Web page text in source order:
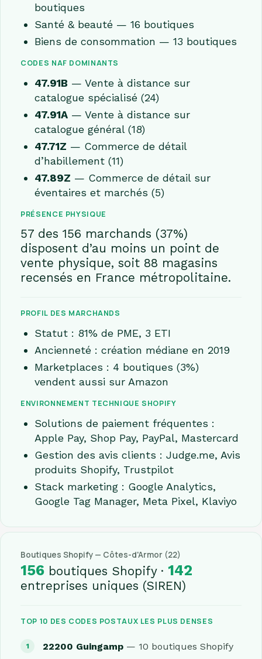
boutiques
Santé & beauté — 16 boutiques
Biens de consommation — 13 boutiques
CODES NAF DOMINANTS
47.91B — Vente à distance sur
catalogue spécialisé (24)
47.91A — Vente à distance sur
catalogue général (18)
47.71Z — Commerce de détail
d’habillement (11)
47.89Z — Commerce de détail sur
éventaires et marchés (5)
PRÉSENCE PHYSIQUE
57 des 156 marchands (37%)
disposent d’au moins un point de
vente physique, soit 88 magasins
recensés en France métropolitaine.
PROFIL DES MARCHANDS
Statut : 81% de PME, 3 ETI
Ancienneté : création médiane en 2019
Marketplaces : 4 boutiques (3%)
vendent aussi sur Amazon
ENVIRONNEMENT TECHNIQUE SHOPIFY
Solutions de paiement fréquentes :
Apple Pay, Shop Pay, PayPal, Mastercard
Gestion des avis clients : Judge.me, Avis
produits Shopify, Trustpilot
Stack marketing : Google Analytics,
Google Tag Manager, Meta Pixel, Klaviyo
Boutiques Shopify — Côtes-d'Armor (22)
156 boutiques Shopify ·142
entreprises uniques (SIREN)
TOP 10 DES CODES POSTAUX LES PLUS DENSES
22200 Guingamp — 10 boutiques Shopify